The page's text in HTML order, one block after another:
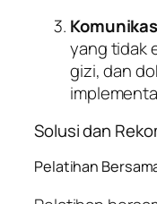
yang tidak
gizi, dan
Solusi dan
Pelatihan